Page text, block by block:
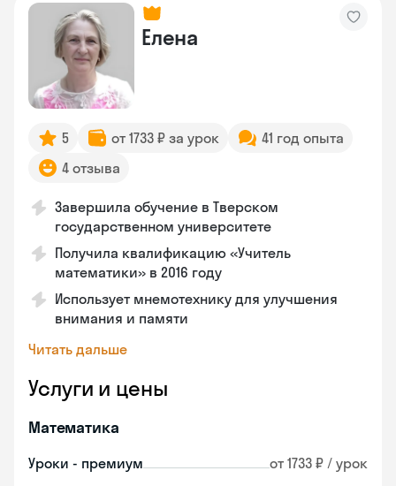
Елена
5 от 1733 ₽ за урок
41 год опыта
4 отзыва
Завершила обучение в Тверском
государственном университете
Получила квалификацию «Учитель
математики» в 2016 году
Использует мнемотехнику для улучшения
внимания и памяти
Читать дальше
Услуги и цены
Математика
Уроки - премиум от 1733 ₽ / урок